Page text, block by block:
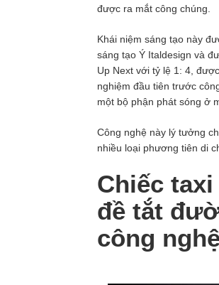
được ra mắt công chúng.
Khái niệm sáng tạo này
sáng tạo Ý Italdesign và
Up Next với tỷ lệ 1: 4,
nghiệm đầu tiên trước
một bộ phận phát sóng ở
Công nghệ này lý tưởng
nhiều loại phương tiên di
Chiếc
đề tắt
công